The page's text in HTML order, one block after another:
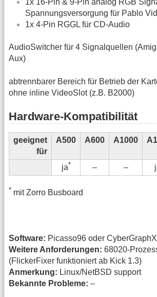
1x 16-Pin & 9-Pin analog RGB
Spannungsversorgung für Pablo
1x 4-Pin RGGL für CD-Audio
AudioSwitcher für 4 Signalquellen
Aux)
abtrennbarer Bereich für Betrieb der
ohne inline VideoSlot (z.B. B2000)
Hardware-Kompatibilität
geeignet
für
A500 A600 A1000
ja* – –
* mit Zorro Busboard
Software: Picasso96 oder
Weitere Anforderungen: 68020-
(FlickerFixer funktioniert ab Kick 1.3)
Anmerkung: Linux/NetBSD support
Bekannte Probleme: –